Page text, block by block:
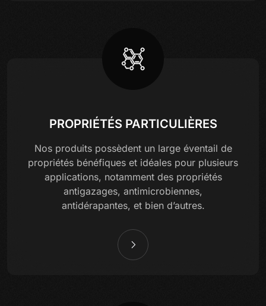
PROPRIÉTÉS PARTICULIÈRES
Nos produits possèdent un large éventail de
propriétés bénéfiques et idéales pour plusieurs
applications, notamment des propriétés
antigazages, antimicrobiennes,
antidérapantes, et bien d’autres.